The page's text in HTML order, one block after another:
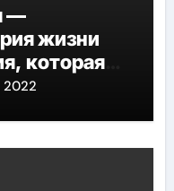
—
жизни
которая
2022